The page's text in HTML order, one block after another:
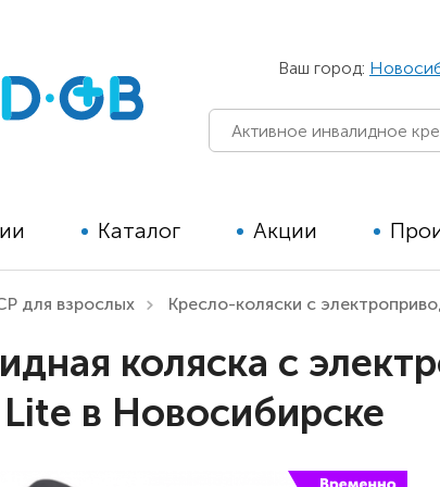
Ваш город:
Каталог
для детей
средства
Коляски
Коляски
Детские
Акции
для взрослых Кресло-коляски с
коляска с
в Новосибирске